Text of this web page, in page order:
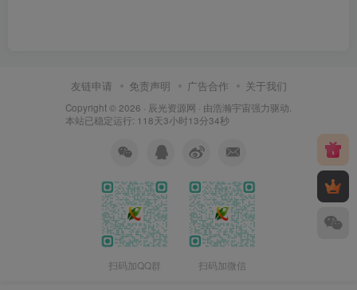
友链申请 免责声明 广告合作 关于我们
Copyright © 2026 · 辰光资源网 · 由浩瀚宇宙强力驱动.
本站已稳定运行: 118天3小时13分35秒
扫码加QQ群 扫码加微信